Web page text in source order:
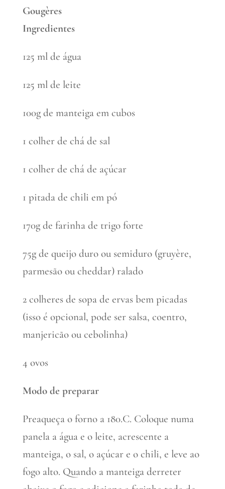
Gougères
Ingredientes
125 ml de água
125 ml de leite
100g de manteiga em cubos
1 colher de chá de sal
1 colher de chá de açúcar
1 pitada de chili em pó
170g de farinha de trigo forte
75g de queijo duro ou semiduro (gruyère,
parmesão ou cheddar) ralado
2 colheres de sopa de ervas bem picadas
(isso é opcional, pode ser salsa, coentro,
manjericão ou cebolinha)
4 ovos
Modo de preparar
Preaqueça o forno a 180.C. Coloque numa
panela a água e o leite, acrescente a
manteiga, o sal, o açúcar e o chili, e leve ao
fogo alto. Quando a manteiga derreter